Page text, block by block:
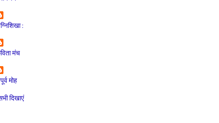
:
मंच
मोह
दिखाएं